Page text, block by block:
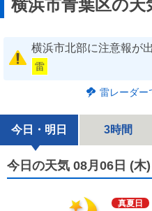
横浜市青葉区の天
横浜市北部に注意報が
雷
雷レーダー
今日・明日 3時間
今日の天気 08月06日 (木)
真夏日